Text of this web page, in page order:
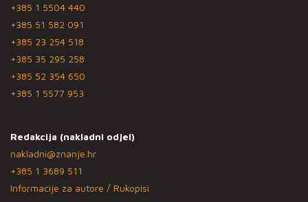
+385 1 5504 440
+385 51 582 091
+385 23 254 518
+385 35 295 258
+385 52 354 650
+385 1 5577 953
Redakcija (nakladni odjel)
nakladni@znanje.hr
+385 1 3689 511
Informacije za autore / Rukopisi